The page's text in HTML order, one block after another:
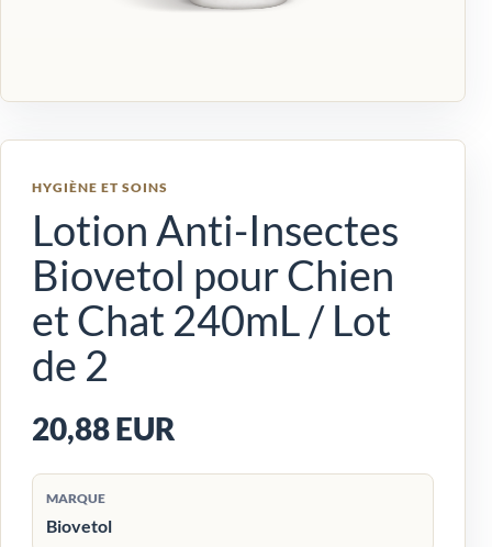
HYGIÈNE ET SOINS
Lotion Anti-Insectes
Biovetol pour Chien
et Chat 240mL / Lot
de 2
20,88 EUR
MARQUE
Biovetol